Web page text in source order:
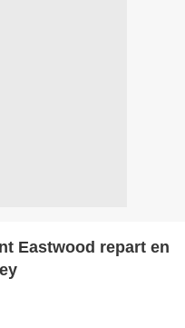
Eastwood repart en